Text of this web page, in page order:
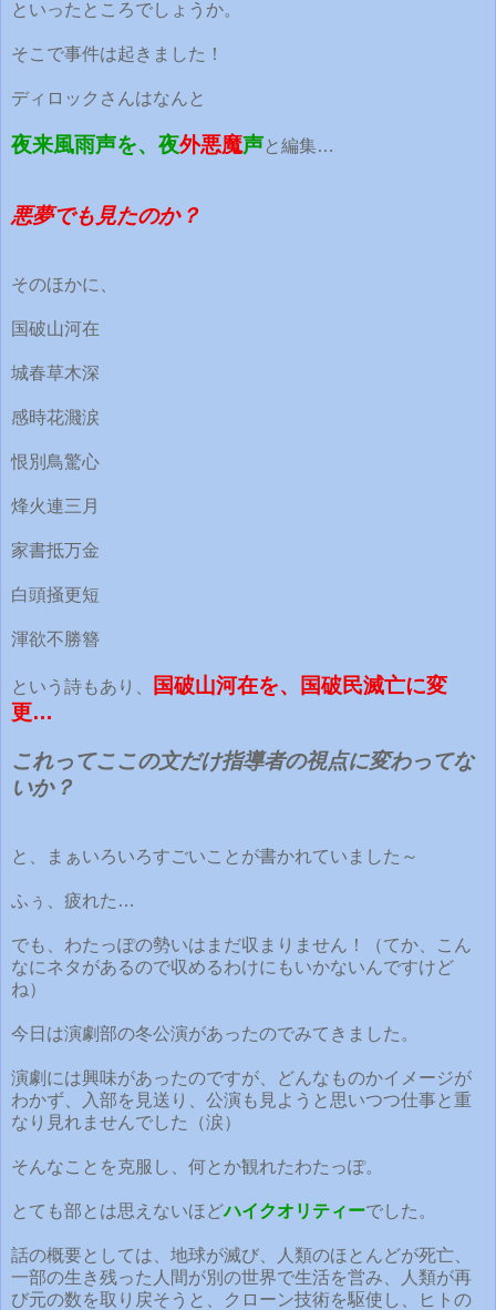
といったところでしょうか。
そこで事件は起きました！
ディロックさんはなんと
夜来風雨声を、夜外悪魔声と編集…
悪夢でも見たのか？
そのほかに、
国破山河在
城春草木深
感時花濺涙
恨別鳥驚心
烽火連三月
家書抵万金
白頭掻更短
渾欲不勝簪
という詩もあり、
国破山河在を、国破民滅亡に変
更…
これってここの文だけ指導者の視点に変わってな
いか？
と、まぁいろいろすごいことが書かれていました～
ふぅ、疲れた…
でも、わたっぽの勢いはまだ収まりません！（てか、こん
なにネタがあるので収めるわけにもいかないんですけど
ね）
今日は演劇部の冬公演があったのでみてきました。
演劇には興味があったのですが、どんなものかイメージが
わかず、入部を見送り、公演も見ようと思いつつ仕事と重
なり見れませんでした（涙）
そんなことを克服し、何とか観れたわたっぽ。
とても部とは思えないほどハイクオリティーでした。
話の概要としては、地球が滅び、人類のほとんどが死亡、
一部の生き残った人間が別の世界で生活を営み、人類が再
び元の数を取り戻そうと、クローン技術を駆使し、ヒトの